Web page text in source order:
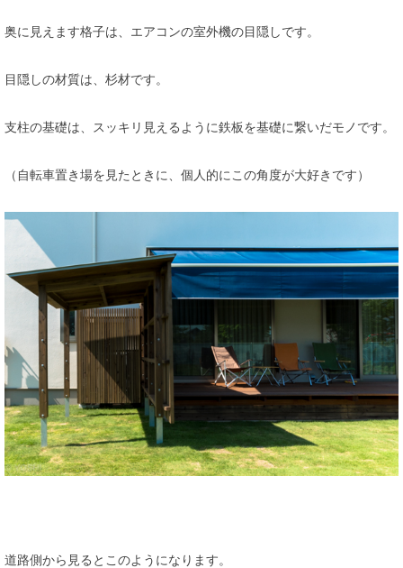
奥に見えます格子は、エアコンの室外機の目隠しです。
目隠しの材質は、杉材です。
支柱の基礎は、スッキリ見えるように鉄板を基礎に繋いだモノです。
（自転車置き場を見たときに、個人的にこの角度が大好きです）
道路側から見るとこのようになります。